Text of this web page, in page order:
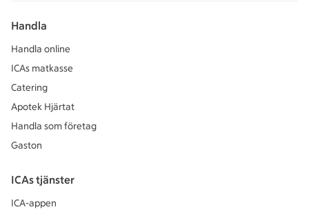
Handla
Handla online
ICAs matkasse
Catering
Apotek Hjärtat
Handla som företag
Gaston
ICAs tjänster
ICA-appen